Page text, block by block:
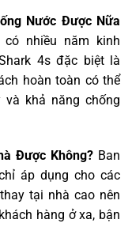
Nước Được Nữa
nhiều năm kinh
4s đặc biệt là
hoàn toàn có thể
khả năng chống
Được Không? Ban
áp dụng cho các
tại nhà cao nên
hàng ở xa, bận